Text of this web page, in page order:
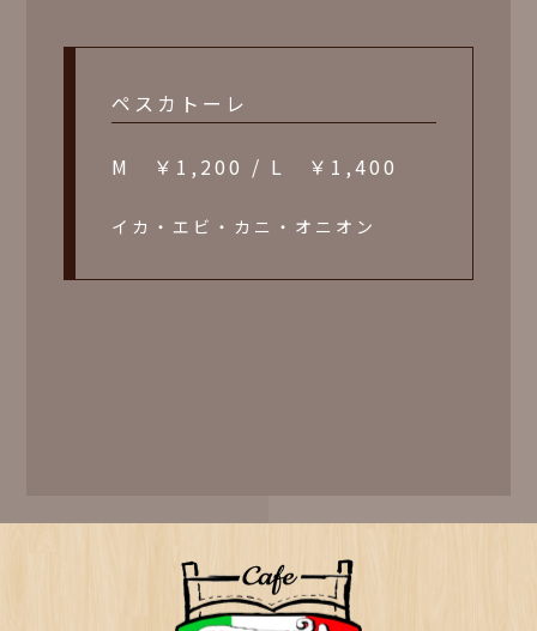
ペスカトーレ
M ￥1,200 / L ￥1,400
イカ・エビ・カニ・オニオン